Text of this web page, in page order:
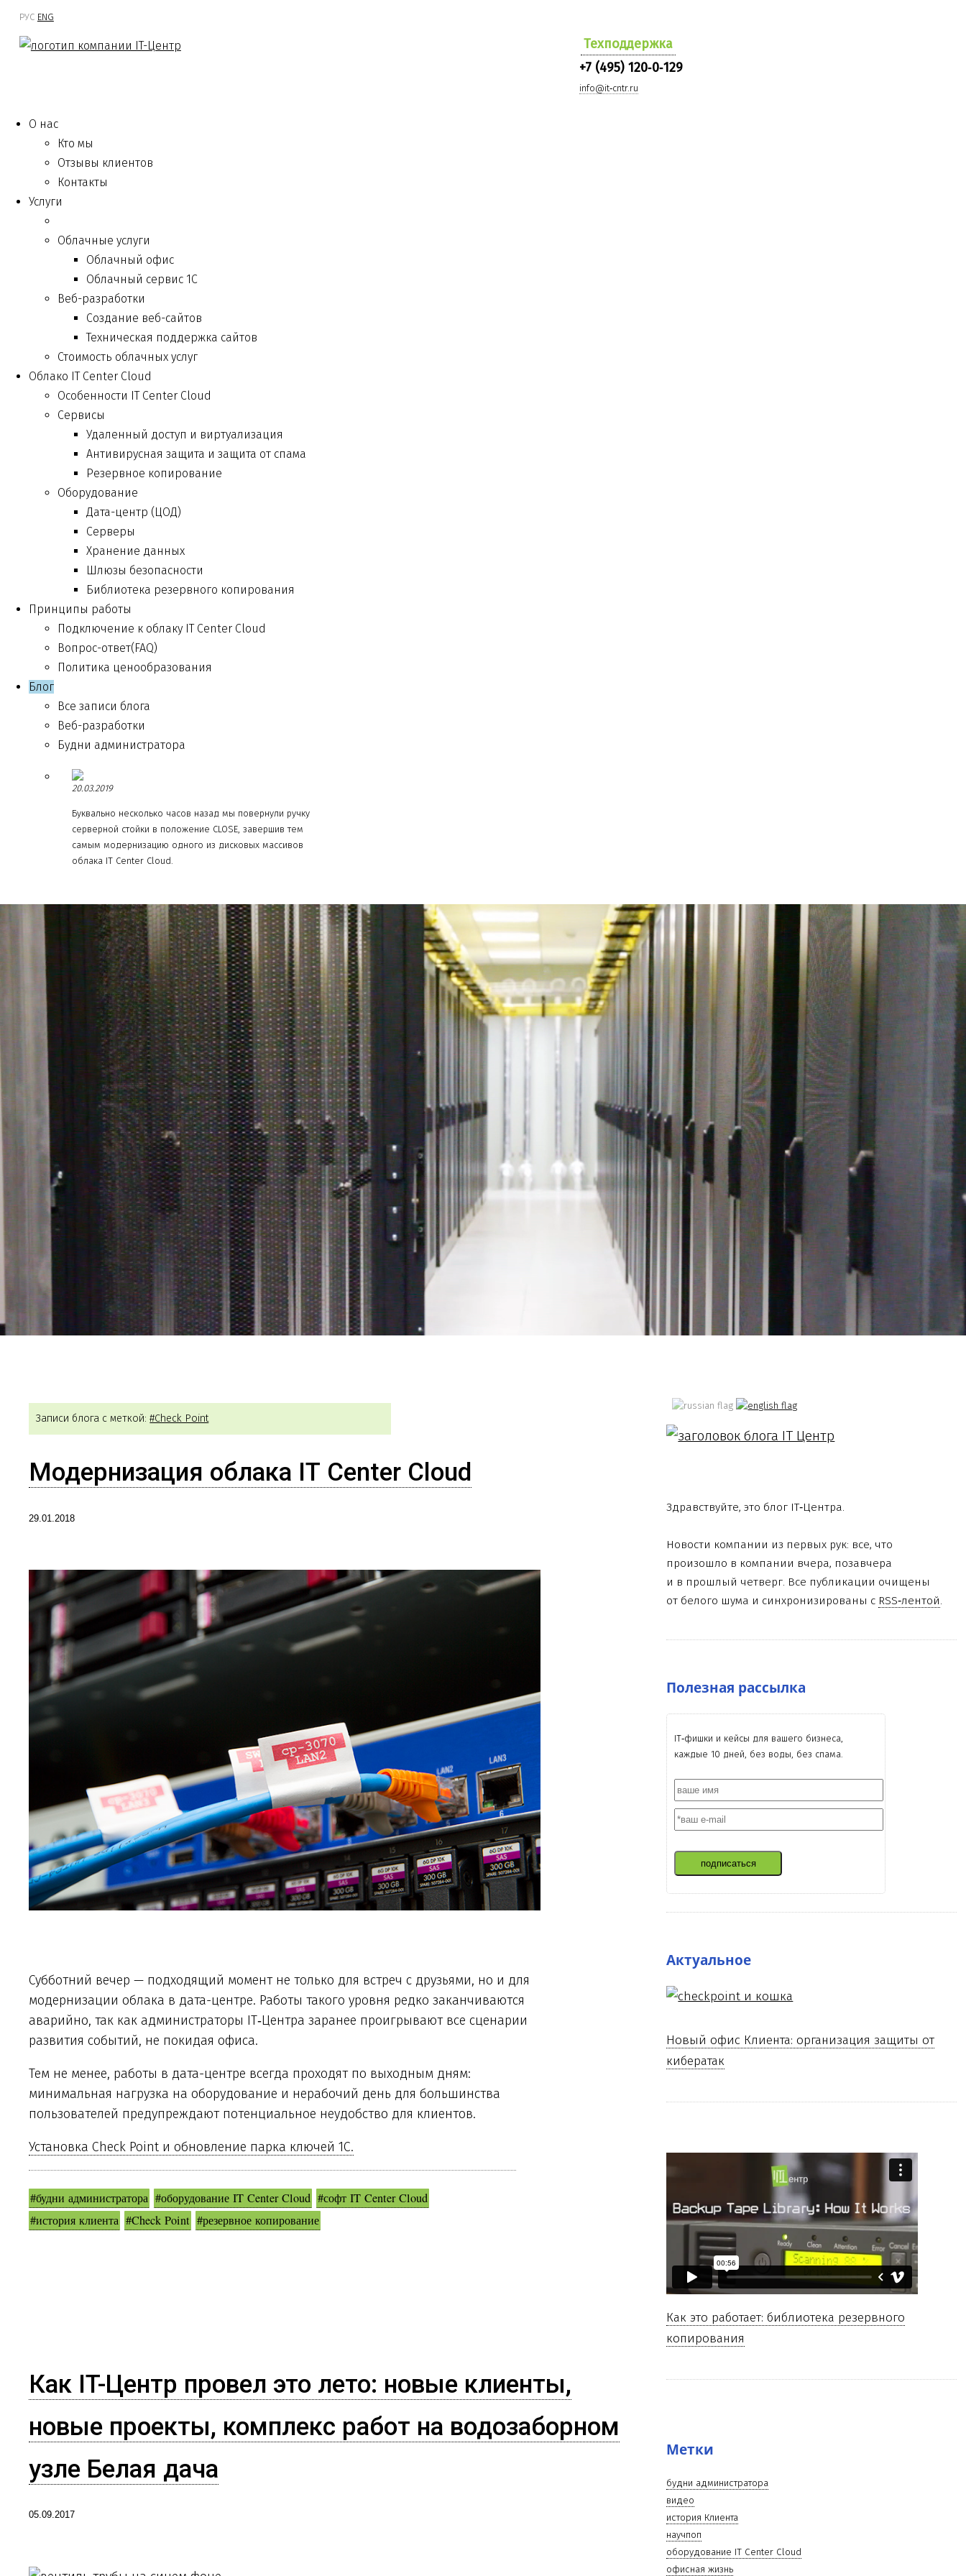
РУС ENG
Техподдержка
+7 (495) 120‑0‑129
info@it‑cntr.ru
О нас
Кто мы
Отзывы клиентов
Контакты
Услуги
Облачные услуги
Облачный офис
Облачный сервис 1С
Веб-разработки
Создание веб-сайтов
Техническая поддержка сайтов
Стоимость облачных услуг
Облако IT Center Cloud
Особенности IT Center Cloud
Сервисы
Удаленный доступ и виртуализация
Антивирусная защита и защита от спама
Резервное копирование
Оборудование
Дата-центр (ЦОД)
Серверы
Хранение данных
Шлюзы безопасности
Библиотека резервного копирования
Принципы работы
Подключение к облаку IT Center Cloud
Вопрос-ответ(FAQ)
Политика ценообразования
Блог
Все записи блога
Веб-разработки
Будни администратора
20.03.2019
Буквально несколько часов назад мы повернули ручку
серверной стойки в положение CLOSE, завершив тем
самым модернизацию одного из дисковых массивов
облака IT Center Cloud.
Здравствуйте, это блог IT‑Центра.
Новости компании из первых рук: все, что
произошло в компании вчера, позавчера
и в прошлый четверг. Все публикации очищены
от белого шума и синхронизированы с RSS‑лентой.
Полезная рассылка
IT‑фишки и кейсы для вашего бизнеса,
каждые 10 дней, без воды, без спама.
подписаться
Актуальное
Новый офис Клиента: организация защиты от
кибератак
Как это работает: библиотека резервного
копирования
Метки
будни администратора
видео
история Клиента
научпоп
оборудование IT Center Cloud
офисная жизнь
Записи блога с меткой:#Check Point
Модернизация облака IT Center Cloud
29.01.2018
Субботний вечер — подходящий момент не только для встреч с друзьями, но и для
модернизации облака в дата-центре. Работы такого уровня редко заканчиваются
аварийно, так как администраторы IT‑Центра заранее проигрывают все сценарии
развития событий, не покидая офиса.
Тем не менее, работы в дата-центре всегда проходят по выходным дням:
минимальная нагрузка на оборудование и нерабочий день для большинства
пользователей предупреждают потенциальное неудобство для клиентов.
Установка Check Point и обновление парка ключей 1С.
#будни администратора #оборудование IT Center Cloud #софт IT Center Cloud
#история клиента #Check Point #резервное копирование
Как IT-Центр провел это лето: новые клиенты,
новые проекты, комплекс работ на водозаборном
узле Белая дача
05.09.2017